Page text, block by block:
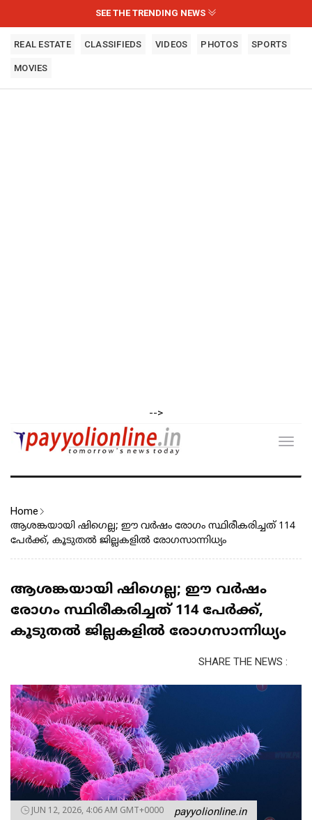
SEE THE TRENDING NEWS
REAL ESTATE CLASSIFIEDS VIDEOS PHOTOS SPORTS
MOVIES
-->
Home
ആശങ്കയായി ഷിഗെല്ല; ഈ വർഷം രോഗം സ്ഥിരീകരിച്ചത് 114
പേർക്ക്, കൂടുതൽ ജില്ലകളിൽ രോഗസാന്നിധ്യം
ആശങ്കയായി ഷിഗെല്ല; ഈ വർഷം
രോഗം സ്ഥിരീകരിച്ചത് 114 പേർക്ക്,
കൂടുതൽ ജില്ലകളിൽ രോഗസാന്നിധ്യം
SHARE THE NEWS :
JUN 12, 2026, 4:06 AM GMT+0000 payyolionline.in